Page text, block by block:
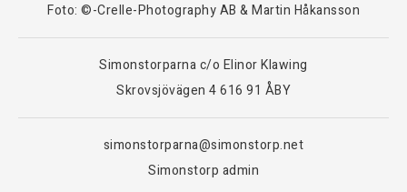
Foto: ©-Crelle-Photography AB & Martin Håkansson
Simonstorparna c/o Elinor Klawing
Skrovsjövägen 4 616 91 ÅBY
simonstorparna@simonstorp.net
Simonstorp admin